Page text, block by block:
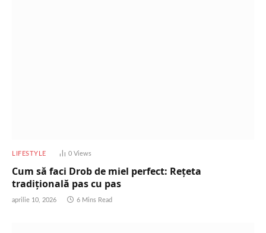
LIFESTYLE 0 Views
Cum să faci Drob de miel perfect: Rețeta
tradițională pas cu pas
aprilie 10, 2026 6 Mins Read